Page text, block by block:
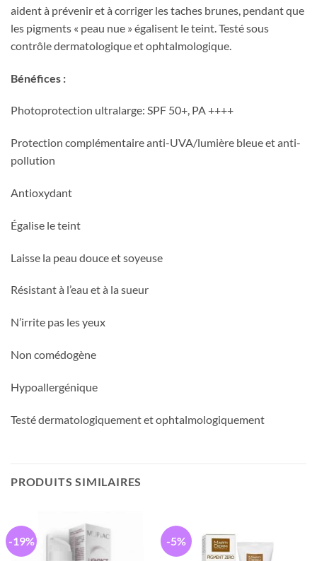
aident à prévenir et à corriger les taches brunes, pendant que
les pigments « peau nue » égalisent le teint. Testé sous
contrôle dermatologique et ophtalmologique.
Bénéfices :
Photoprotection ultralarge: SPF 50+, PA ++++
Protection complémentaire anti-UVA/lumière bleue et anti-
pollution
Antioxydant
Égalise le teint
Laisse la peau douce et soyeuse
Résistant à l’eau et à la sueur
N’irrite pas les yeux
Non comédogène
Hypoallergénique
Testé dermatologiquement et ophtalmologiquement
PRODUITS SIMILAIRES
-19% -5%